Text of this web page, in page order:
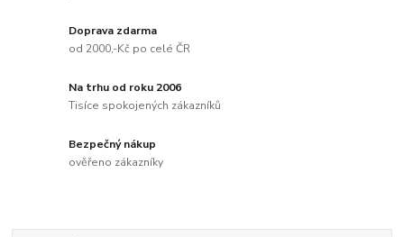
Doprava zdarma
od 2000,-Kč po celé ČR
Na trhu od roku 2006
Tisíce spokojených zákazníků
Bezpečný nákup
ověřeno zákazníky